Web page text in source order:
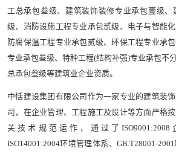
工总承包叁级、建筑装饰装修专业承包壹级
级、消防设施工程专业承包贰级、电子与智能
防腐保温工程专业承包贰级、环保工程专业承
专业承包叁级、特种工程(结构补强)专业承包不
总承包叁级等建筑业企业资质。
中恬建设集团有限公司作为一家专业的建筑装
司，在企业管理、工程施工及设计等方面严格
关技术规范运作，通过了
ISO14001:2004环境管理体系、GB.T28001-